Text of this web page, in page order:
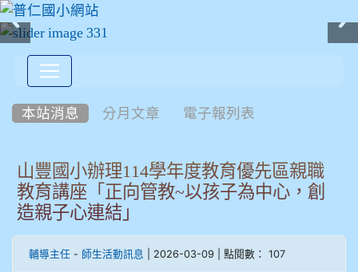
本站消息 分月文章 電子報列表
山豐國小辦理114學年度教育優先區親職
教育講座「正向管教~以孩子為中心，創
造親子心連結」
輔導主任 - 師生活動訊息 | 2026-03-09 | 點閱數： 107